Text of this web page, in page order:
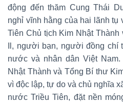
động đến thăm Cung Thái
nghỉ vĩnh hằng của hai lãnh tụ
Tiên Chủ tịch Kim Nhật
Il, người bạn, người đồng chí
nước và nhân dân Việt
Nhật Thành và Tổng Bí thư
vì độc lập, tự do và chủ nghĩa
nước Triều Tiên, đặt nền